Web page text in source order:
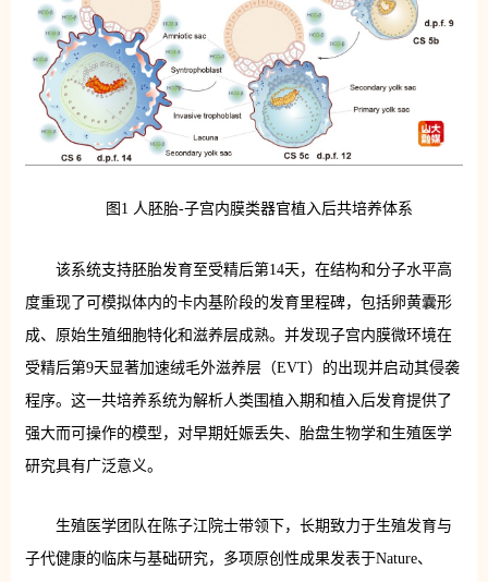
图1 人胚胎-子宫内膜类器官植入后共培养体系
该系统支持胚胎发育至受精后第14天，在结构和分子水平高
度重现了可模拟体内的卡内基阶段的发育里程碑，包括卵黄囊形
成、原始生殖细胞特化和滋养层成熟。并发现子宫内膜微环境在
受精后第9天显著加速绒毛外滋养层（EVT）的出现并启动其侵袭
程序。这一共培养系统为解析人类围植入期和植入后发育提供了
强大而可操作的模型，对早期妊娠丢失、胎盘生物学和生殖医学
研究具有广泛意义。
生殖医学团队在陈子江院士带领下，长期致力于生殖发育与
子代健康的临床与基础研究，多项原创性成果发表于Nature、